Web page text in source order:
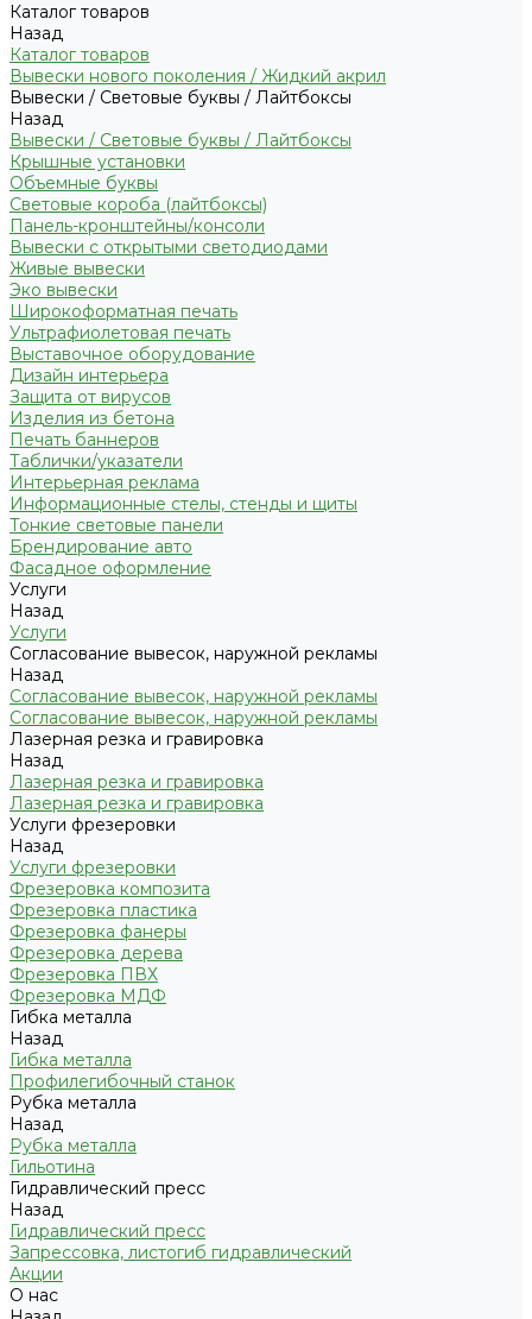
Каталог товаров
Назад
Каталог товаров
Вывески нового поколения / Жидкий акрил
Вывески / Световые буквы / Лайтбоксы
Назад
Вывески / Световые буквы / Лайтбоксы
Крышные установки
Объемные буквы
Световые короба (лайтбоксы)
Панель-кронштейны/консоли
Вывески с открытыми светодиодами
Живые вывески
Эко вывески
Широкоформатная печать
Ультрафиолетовая печать
Выставочное оборудование
Дизайн интерьера
Защита от вирусов
Изделия из бетона
Печать баннеров
Таблички/указатели
Интерьерная реклама
Информационные стелы, стенды и щиты
Тонкие световые панели
Брендирование авто
Фасадное оформление
Услуги
Назад
Услуги
Согласование вывесок, наружной рекламы
Назад
Согласование вывесок, наружной рекламы
Согласование вывесок, наружной рекламы
Лазерная резка и гравировка
Назад
Лазерная резка и гравировка
Лазерная резка и гравировка
Услуги фрезеровки
Назад
Услуги фрезеровки
Фрезеровка композита
Фрезеровка пластика
Фрезеровка фанеры
Фрезеровка дерева
Фрезеровка ПВХ
Фрезеровка МДФ
Гибка металла
Назад
Гибка металла
Профилегибочный станок
Рубка металла
Назад
Рубка металла
Гильотина
Гидравлический пресс
Назад
Гидравлический пресс
Запрессовка, листогиб гидравлический
Акции
О нас